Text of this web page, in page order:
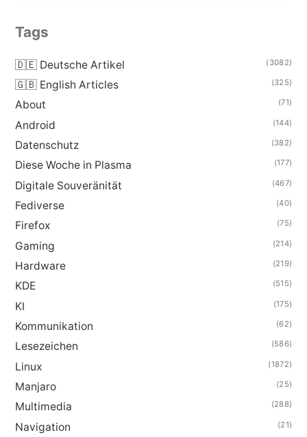
Tags
🇩🇪 Deutsche Artikel (3082)
🇬🇧 English Articles (325)
About (71)
Android (144)
Datenschutz (382)
Diese Woche in Plasma (177)
Digitale Souveränität (467)
Fediverse (40)
Firefox (75)
Gaming (214)
Hardware (219)
KDE (515)
KI (175)
Kommunikation (62)
Lesezeichen (586)
Linux (1872)
Manjaro (25)
Multimedia (288)
Navigation (21)